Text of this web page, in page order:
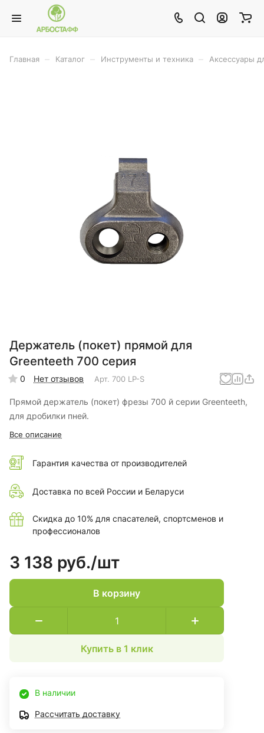
Главная Каталог Инструменты и техника Аксессуары
Держатель (покет) прямой для
Greenteeth 700 серия
0 Нет отзывов Арт. 700 LP-S
Прямой держатель (покет) фрезы 700 й серии Greenteeth,
для дробилки пней.
Все описание
Гарантия качества от производителей
Доставка по всей России и Беларуси
Скидка до 10% для спасателей, спортсменов и
профессионалов
3 138 руб./шт
В корзину
Купить в 1 клик
В наличии
Рассчитать доставку